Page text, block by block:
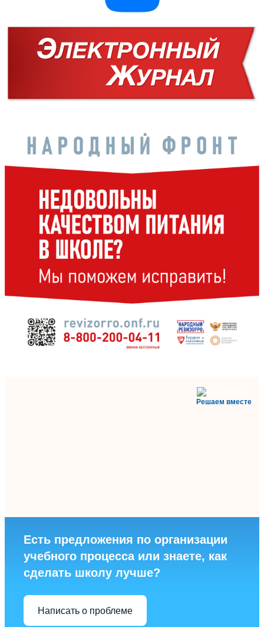
Решаем вместе
Есть предложения по организации
учебного процесса или знаете, как
сделать школу лучше?
Написать о проблеме